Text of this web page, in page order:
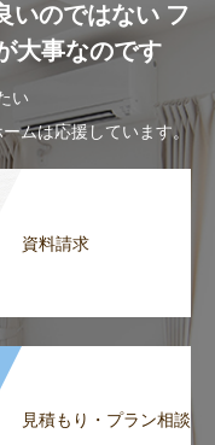
いのではない フ
大事なのです
い
ムは応援しています。
資料請求
見積もり・プラン相談